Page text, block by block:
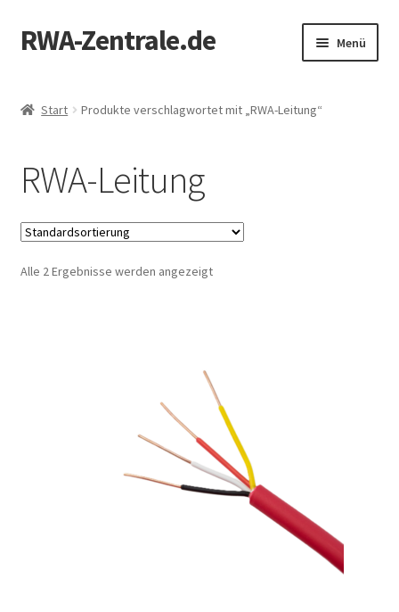
Zur
Navigation
Zum
Inhalt
RWA-Zentrale.de Menü
Zertifizierung
Mein Konto
Kontakt
Start Produkte verschlagwortet mit „RWA-Leitung“
RWA-Leitung
Alle 2 Ergebnisse werden angezeigt